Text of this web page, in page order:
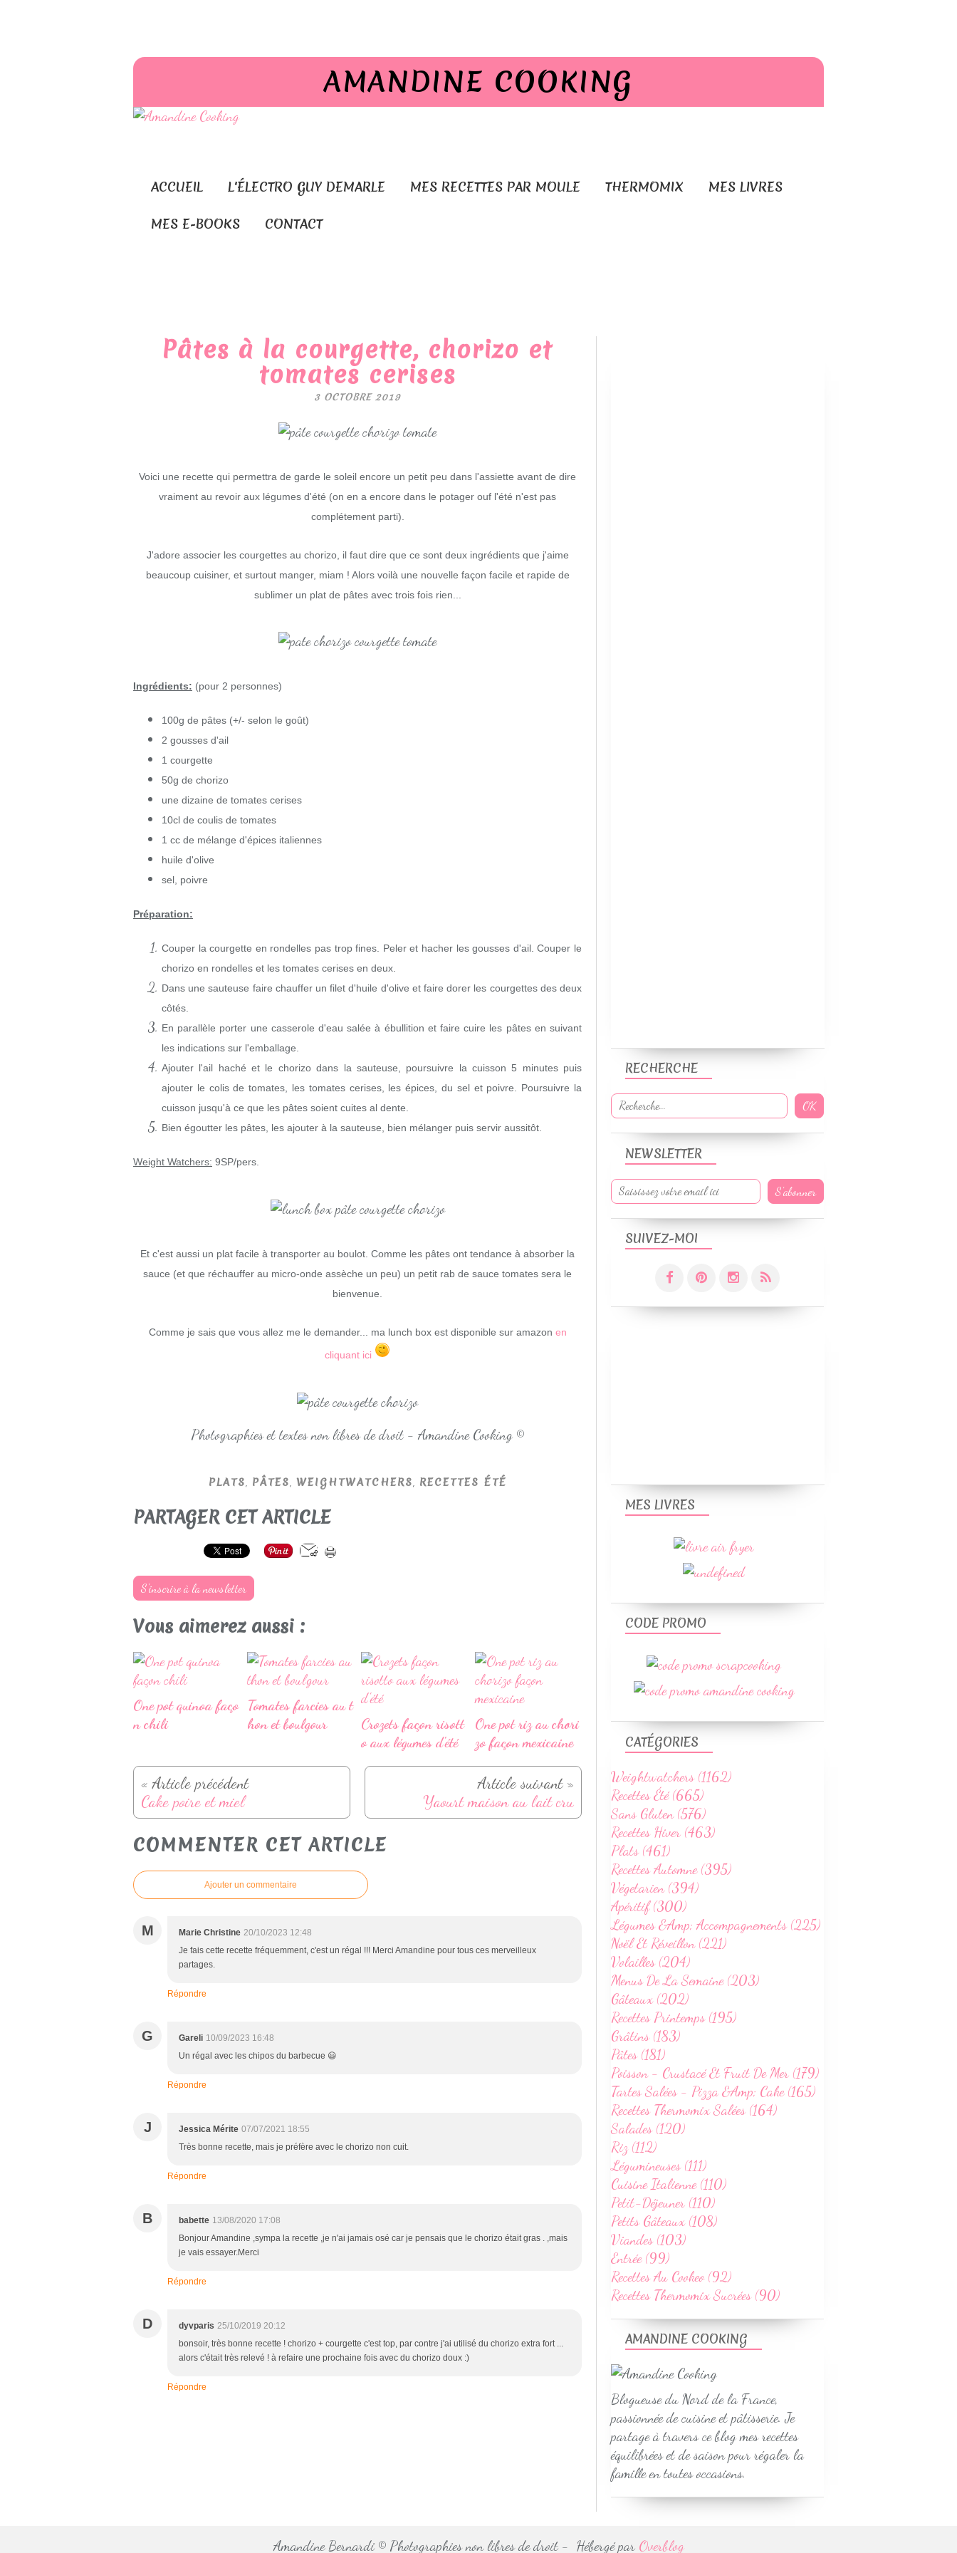
AMANDINE COOKING
ACCUEIL L'ÉLECTRO GUY DEMARLE MES RECETTES PAR MOULE THERMOMIX MES LIVRES
MES E-BOOKS CONTACT
Pâtes à la courgette, chorizo et
tomates cerises
3 OCTOBRE 2019
Voici une recette qui permettra de garde le soleil encore un petit peu dans l'assiette avant de dire
vraiment au revoir aux légumes d'été (on en a encore dans le potager ouf l'été n'est pas
complétement parti).
J'adore associer les courgettes au chorizo, il faut dire que ce sont deux ingrédients que j'aime
beaucoup cuisiner, et surtout manger, miam ! Alors voilà une nouvelle façon facile et rapide de
sublimer un plat de pâtes avec trois fois rien...
Ingrédients: (pour 2 personnes)
100g de pâtes (+/- selon le goût)
2 gousses d'ail
1 courgette
50g de chorizo
une dizaine de tomates cerises
10cl de coulis de tomates
1 cc de mélange d'épices italiennes
huile d'olive
sel, poivre
Préparation:
Couper la courgette en rondelles pas trop fines. Peler et hacher les gousses d'ail. Couper le
chorizo en rondelles et les tomates cerises en deux.
Dans une sauteuse faire chauffer un filet d'huile d'olive et faire dorer les courgettes des deux
côtés.
En parallèle porter une casserole d'eau salée à ébullition et faire cuire les pâtes en suivant
les indications sur l'emballage.
Ajouter l'ail haché et le chorizo dans la sauteuse, poursuivre la cuisson 5 minutes puis
ajouter le colis de tomates, les tomates cerises, les épices, du sel et poivre. Poursuivre la
cuisson jusqu'à ce que les pâtes soient cuites al dente.
Bien égoutter les pâtes, les ajouter à la sauteuse, bien mélanger puis servir aussitôt.
Weight Watchers: 9SP/pers.
Et c'est aussi un plat facile à transporter au boulot. Comme les pâtes ont tendance à absorber la
sauce (et que réchauffer au micro-onde assèche un peu) un petit rab de sauce tomates sera le
bienvenue.
Comme je sais que vous allez me le demander... ma lunch box est disponible sur amazon en
cliquant ici
Photographies et textes non libres de droit - Amandine Cooking ©
PLATS, PÂTES, WEIGHTWATCHERS, RECETTES ÉTÉ
PARTAGER CET ARTICLE
S'inscrire à la newsletter
Vous aimerez aussi :
One pot quinoa faço
n chili
Tomates farcies au t
hon et boulgour
Crozets façon risott
o aux légumes d'été
One pot riz au chori
zo façon mexicaine
« Article précédent
Cake poire et miel
Article suivant »
Yaourt maison au lait cru
COMMENTER CET ARTICLE
Ajouter un commentaire
M Marie Christine 20/10/2023 12:48
Je fais cette recette fréquemment, c'est un régal !!! Merci Amandine pour tous ces merveilleux
partages.
Répondre
G Gareli 10/09/2023 16:48
Un régal avec les chipos du barbecue 😃
Répondre
J Jessica Mérite 07/07/2021 18:55
Très bonne recette, mais je préfère avec le chorizo non cuit.
Répondre
B babette 13/08/2020 17:08
Bonjour Amandine ,sympa la recette ,je n'ai jamais osé car je pensais que le chorizo était gras . ,mais
je vais essayer.Merci
Répondre
D dyvparis 25/10/2019 20:12
bonsoir, très bonne recette ! chorizo + courgette c'est top, par contre j'ai utilisé du chorizo extra fort ...
alors c'était très relevé ! à refaire une prochaine fois avec du chorizo doux :)
Répondre
NEWSLETTER
SUIVEZ-MOI
RECHERCHE
AMANDINE COOKING
Blogueuse du Nord de la France,
passionnée de cuisine et pâtisserie. Je
partage à travers ce blog mes recettes
équilibrées et de saison pour régaler la
famille en toutes occasions.
CATÉGORIES
Weightwatchers (1162)
Recettes Été (665)
Sans Gluten (576)
Recettes Hiver (463)
Plats (461)
Recettes Automne (395)
Végetarien (394)
Apéritif (300)
Légumes &Amp; Accompagnements (225)
Noël Et Réveillon (221)
Volailles (204)
Menus De La Semaine (203)
Gâteaux (202)
Recettes Printemps (195)
Grâtins (183)
Pâtes (181)
Poisson - Crustacé Et Fruit De Mer (179)
Tartes Salées - Pizza &Amp; Cake (165)
Recettes Thermomix Salées (164)
Salades (120)
Riz (112)
Légumineuses (111)
Cuisine Italienne (110)
Petit-Déjeuner (110)
Petits Gâteaux (108)
Viandes (103)
Entrée (99)
Recettes Au Cookeo (92)
Recettes Thermomix Sucrées (90)
MES LIVRES
CODE PROMO
Amandine Bernardi © Photographies non libres de droit - Hébergé par Overblog